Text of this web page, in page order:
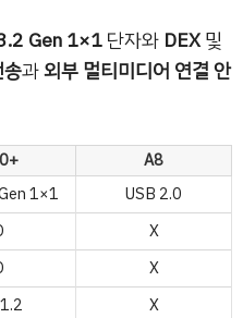
Gen 1×1단자와 DEX및
과외부 멀티미디어 연결 안
A8
1×1
USB 2.0
X
X
X